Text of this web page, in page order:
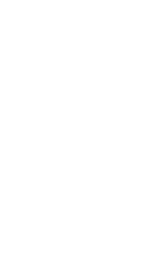
i favoriter